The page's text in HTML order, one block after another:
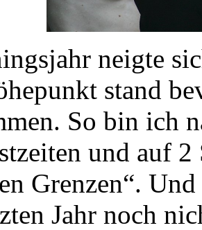
neigte
stand
So bin ich
und auf
Grenzen“.
Jahr noch